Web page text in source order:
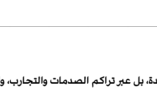
بل عبر تراكم الصدمات والتجارب،